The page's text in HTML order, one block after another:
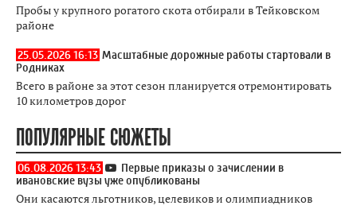
Пробы у крупного рогатого скота отбирали в Тейковском
районе
25.05.2026 16:13 Масштабные дорожные работы стартовали в
Родниках
Всего в районе за этот сезон планируется отремонтировать
10 километров дорог
ПОПУЛЯРНЫЕ СЮЖЕТЫ
06.08.2026 13:43
Первые приказы о зачислении в
ивановские вузы уже опубликованы
Они касаются льготников, целевиков и олимпиадников